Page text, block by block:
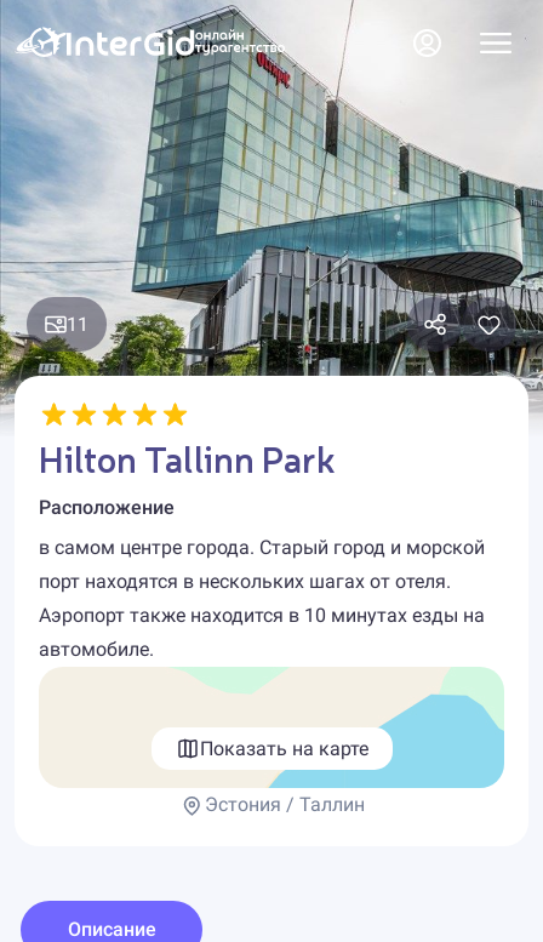
11
Hilton Tallinn Park
Расположение
в самом центре города. Старый город и морской
порт находятся в нескольких шагах от отеля.
Аэропорт также находится в 10 минутах езды на
автомобиле.
Показать на карте
Эстония / Таллин
Описание